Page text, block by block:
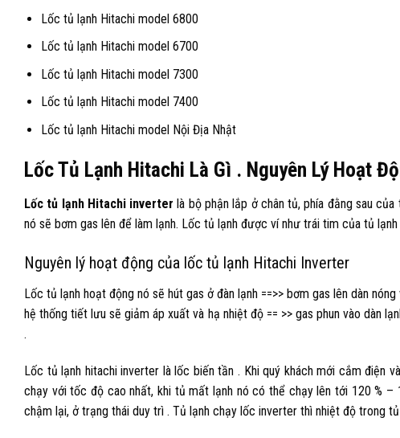
Lốc tủ lạnh Hitachi model 6800
Lốc tủ lạnh Hitachi model 6700
Lốc tủ lạnh Hitachi model 7300
Lốc tủ lạnh Hitachi model 7400
Lốc tủ lạnh Hitachi model Nội Địa Nhật
Lốc Tủ Lạnh Hitachi Là Gì . Nguyên Lý Hoạt
Lốc tủ lạnh Hitachi inverter là bộ phận lắp ở chân tủ, phía đằng sau
nó sẽ bơm gas lên để làm lạnh. Lốc tủ lạnh được ví như trái tim của tủ
Nguyên lý hoạt động của lốc tủ lạnh Hitachi Inverter
Lốc tủ lạnh hoạt động nó sẽ hút gas ở đàn lạnh ==>> bơm gas lên dàn
hệ thống tiết lưu sẽ giảm áp xuất và hạ nhiệt độ == >> gas phun vào dàn
.
Lốc tủ lạnh hitachi inverter là lốc biến tần . Khi quý khách mới cắm
chạy với tốc độ cao nhất, khi tủ mất lạnh nó có thể chạy lên tới 120 %
chậm lại, ở trạng thái duy trì . Tủ lạnh chạy lốc inverter thì nhiệt độ trong